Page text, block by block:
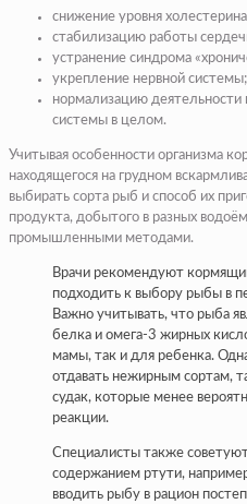
снижение уровня
стабилизацию работы
устранение синдрома
укрепление нервной системы;
нормализацию
системы в целом.
Учитывая особенности организма
находящегося на грудном
выбирать сорта рыб и способ их
продукта, добытого в разных
промышленными методами.
Врачи рекомендуют
подходить к выбору рыбы в
Важно учитывать, что рыба
белка и омега-3 жирных
мамы, так и для ребенка.
отдавать нежирным сортам,
судак, которые менее
реакции.
Специалисты также
содержанием ртути,
вводить рыбу в рацион